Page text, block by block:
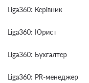
Liga360: Керівник
Liga360: Юрист
Liga360: Бухгалтер
Liga360: PR-менеджер